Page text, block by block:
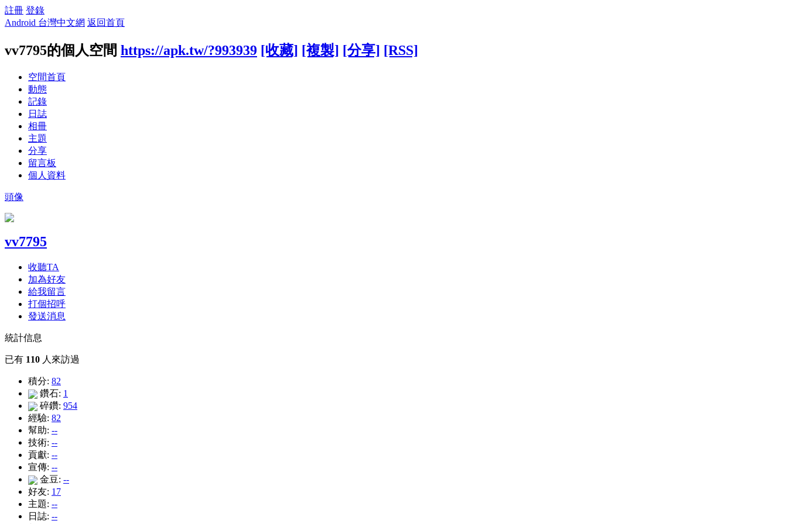
註冊 登錄
Android 台灣中文網 返回首頁
vv7795的個人空間 https://apk.tw/?993939 [收藏] [複製] [分享] [RSS]
空間首頁
動態
記錄
日誌
相冊
主題
分享
留言板
個人資料
頭像
vv7795
收聽TA
加為好友
給我留言
打個招呼
發送消息
統計信息
已有 110 人來訪過
積分: 82
鑽石: 1
碎鑽: 954
經驗: 82
幫助: --
技術: --
貢獻: --
宣傳: --
金豆: --
好友: 17
主題: --
日誌: --